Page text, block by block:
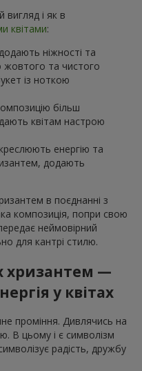
і як в
квітами:
ніжності та
жовтого та чистого
із ноткою
більш
квітам настрою
енергію та
додають
в поєднанні з
композиція, попри свою
неймовірний
для кантрі стилю.
хризантем —
у квітах
проміння. Дивлячись на
В цьому і є символізм
радість, дружбу